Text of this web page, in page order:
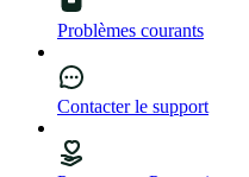
Problèmes courants
Contacter le support